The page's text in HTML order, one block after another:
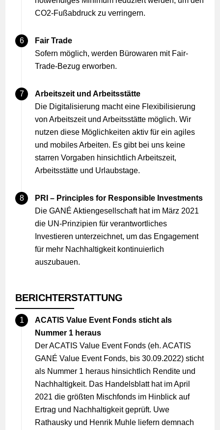
CO2-Fußabdruck zu verringern.
Fair Trade
Sofern möglich, werden Bürowaren mit Fair-
Trade-Bezug erworben.
Arbeitszeit und Arbeitsstätte
Die Digitalisierung macht eine Flexibilisierung
von Arbeitszeit und Arbeitsstätte möglich. Wir
nutzen diese Möglichkeiten aktiv für ein agiles
und mobiles Arbeiten. Es gibt bei uns keine
starren Vorgaben hinsichtlich Arbeitszeit,
Arbeitsstätte und Urlaubstage.
PRI – Principles for Responsible Investments
Die GANÉ Aktiengesellschaft hat im März 2021
die UN-Prinzipien für verantwortliches
Investieren unterzeichnet, um das Engagement
für mehr Nachhaltigkeit kontinuierlich
auszubauen.
BERICHTERSTATTUNG
ACATIS Value Event Fonds sticht als
Nummer 1 heraus
Der ACATIS Value Event Fonds (eh. ACATIS
GANÉ Value Event Fonds, bis 30.09.2022) sticht
als Nummer 1 heraus hinsichtlich Rendite und
Nachhaltigkeit. Das Handelsblatt hat im April
2021 die größten Mischfonds im Hinblick auf
Ertrag und Nachhaltigkeit geprüft. Uwe
Rathausky und Henrik Muhle liefern demnach